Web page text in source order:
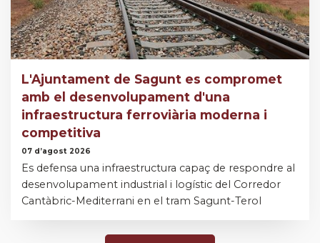
L'Ajuntament de Sagunt es compromet
amb el desenvolupament d'una
infraestructura ferroviària moderna i
competitiva
07 d’agost 2026
Es defensa una infraestructura capaç de respondre al
desenvolupament industrial i logístic del Corredor
Cantàbric-Mediterrani en el tram Sagunt-Terol